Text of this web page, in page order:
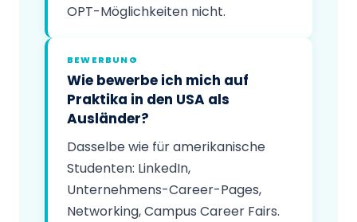
OPT-Möglichkeiten nicht.
BEWERBUNG
Wie bewerbe ich mich auf
Praktika in den USA als
Ausländer?
Dasselbe wie für amerikanische
Studenten: LinkedIn,
Unternehmens-Career-Pages,
Networking, Campus Career Fairs.